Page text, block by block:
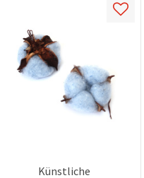
Künstliche